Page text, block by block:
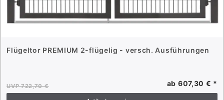
Flügeltor PREMIUM 2-flügelig - versch. Ausführungen
UVP 722,70 € ab 607,30 € *